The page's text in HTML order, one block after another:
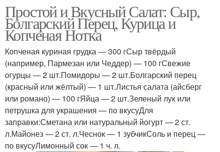
Простой и Вкусный Салат: Сыр,
Болгарский Перец, Курица и
Копченая Нотка
Копченая куриная грудка — 300 гСыр твёрдый
(например, Пармезан или Чеддер) — 100 гСвежие
огурцы — 2 шт.Помидоры — 2 шт.Болгарский перец
(красный или жёлтый) — 1 шт.Листья салата (айсберг
или романо) — 100 гЯйца — 2 шт.Зеленый лук или
петрушка для украшения — по вкусуДля
заправки:Сметана или натуральный йогурт — 2 ст.
л.Майонез — 2 ст. л.Чеснок — 1 зубчикСоль и перец —
по вкусуЛимонный сок — 1 ч. л.